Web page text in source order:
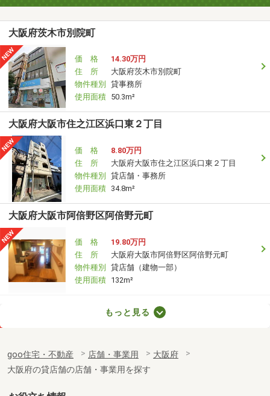
大阪府茨木市別院町
価 格
14.30万円
住 所
大阪府茨木市別院町
物件種別
貸事務所
使用面積 50.3m²
大阪府大阪市住之江区浜口東２丁目
価 格
8.80万円
住 所
大阪府大阪市住之江区浜口東２丁目
物件種別
貸店舗・事務所
使用面積 34.8m²
大阪府大阪市阿倍野区阿倍野元町
価 格
19.80万円
住 所
大阪府大阪市阿倍野区阿倍野元町
物件種別
貸店舗（建物一部）
使用面積 132m²
大阪府大阪市阿倍野区昭和町２丁目
物件種別 貸店舗・事務所
使用面積 22.75m²
もっと見る
goo住宅・不動産 店舗・事業用
大阪府
大阪府の貸店舗の店舗・事業用を探す